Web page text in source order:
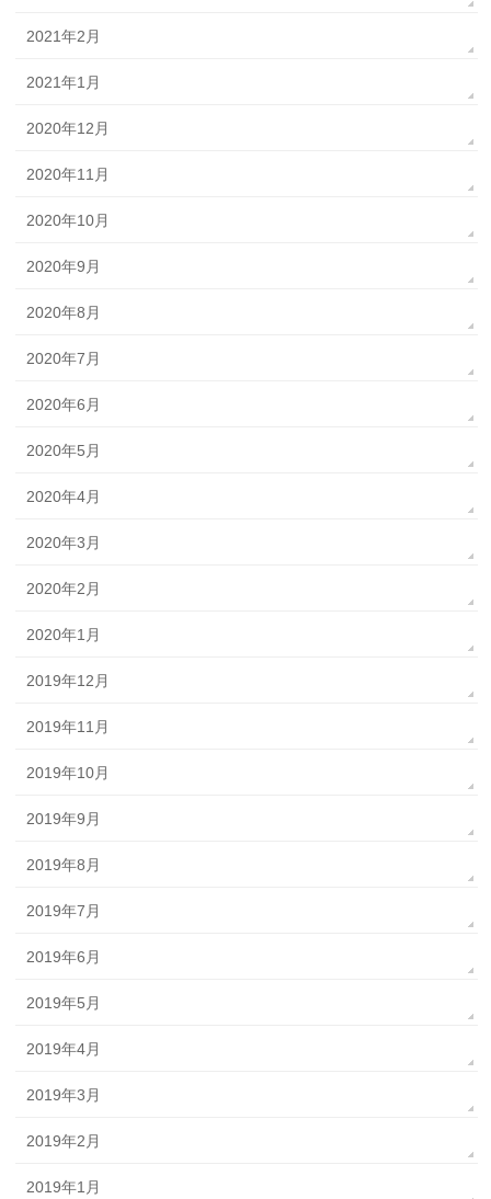
2021年2月
2021年1月
2020年12月
2020年11月
2020年10月
2020年9月
2020年8月
2020年7月
2020年6月
2020年5月
2020年4月
2020年3月
2020年2月
2020年1月
2019年12月
2019年11月
2019年10月
2019年9月
2019年8月
2019年7月
2019年6月
2019年5月
2019年4月
2019年3月
2019年2月
2019年1月